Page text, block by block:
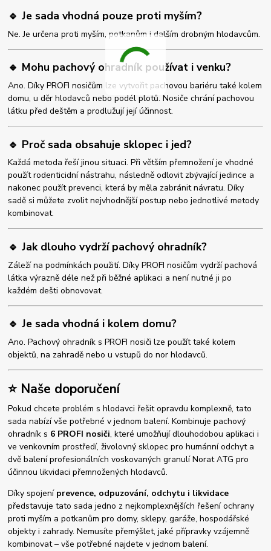
🔹 Je sada vhodná pouze proti myším?
Ne. Je určena proti myším, potkanům i dalším drobným hlodavcům.
🔹 Mohu pachový ohradník používat i venku?
Ano. Díky PROFI nosičům lze vytvořit pachovou bariéru také kolem
domu, u děr hlodavců nebo podél plotů. Nosiče chrání pachovou
látku před deštěm a prodlužují její účinnost.
🔹 Proč sada obsahuje sklopec i jed?
Každá metoda řeší jinou situaci. Při větším přemnožení je vhodné
použít rodenticidní nástrahu, následně odlovit zbývající jedince a
nakonec použít prevenci, která by měla zabránit návratu. Díky
sadě si můžete zvolit nejvhodnější postup nebo jednotlivé metody
kombinovat.
🔹 Jak dlouho vydrží pachový ohradník?
Záleží na podmínkách použití. Díky PROFI nosičům vydrží pachová
látka výrazně déle než při běžné aplikaci a není nutné ji po
každém dešti obnovovat.
🔹 Je sada vhodná i kolem domu?
Ano. Pachový ohradník s PROFI nosiči lze použít také kolem
objektů, na zahradě nebo u vstupů do nor hlodavců.
⭐ Naše doporučení
Pokud chcete problém s hlodavci řešit opravdu komplexně, tato
sada nabízí vše potřebné v jednom balení. Kombinuje pachový
ohradník s 6 PROFI nosiči, které umožňují dlouhodobou aplikaci i
ve venkovním prostředí, živolovný sklopec pro humánní odchyt a
dvě balení profesionálních voskovaných granulí Norat ATG pro
účinnou likvidaci přemnožených hlodavců.
Díky spojení prevence, odpuzování, odchytu i likvidace
představuje tato sada jedno z nejkomplexnějších řešení ochrany
proti myším a potkanům pro domy, sklepy, garáže, hospodářské
objekty i zahrady. Nemusíte přemýšlet, jaké přípravky vzájemně
kombinovat – vše potřebné najdete v jednom balení.